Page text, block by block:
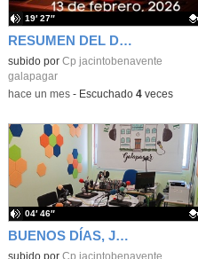
RESUMEN DEL DÍA MUNDIAL DE LA RADIO Y LA I.A. PROGRAMA COLABORATIVO
Contenido educativo.
subido por Cp jacintobenavente
galapagar
19′ 27″
-hace un mes- Escuchado 4veces
BUENOS DÍAS, JACINTO BENAVENTE: viernes, 19 de junio de 2026
Contenido educativo.
subido por Cp jacintobenavente
04′ 46″